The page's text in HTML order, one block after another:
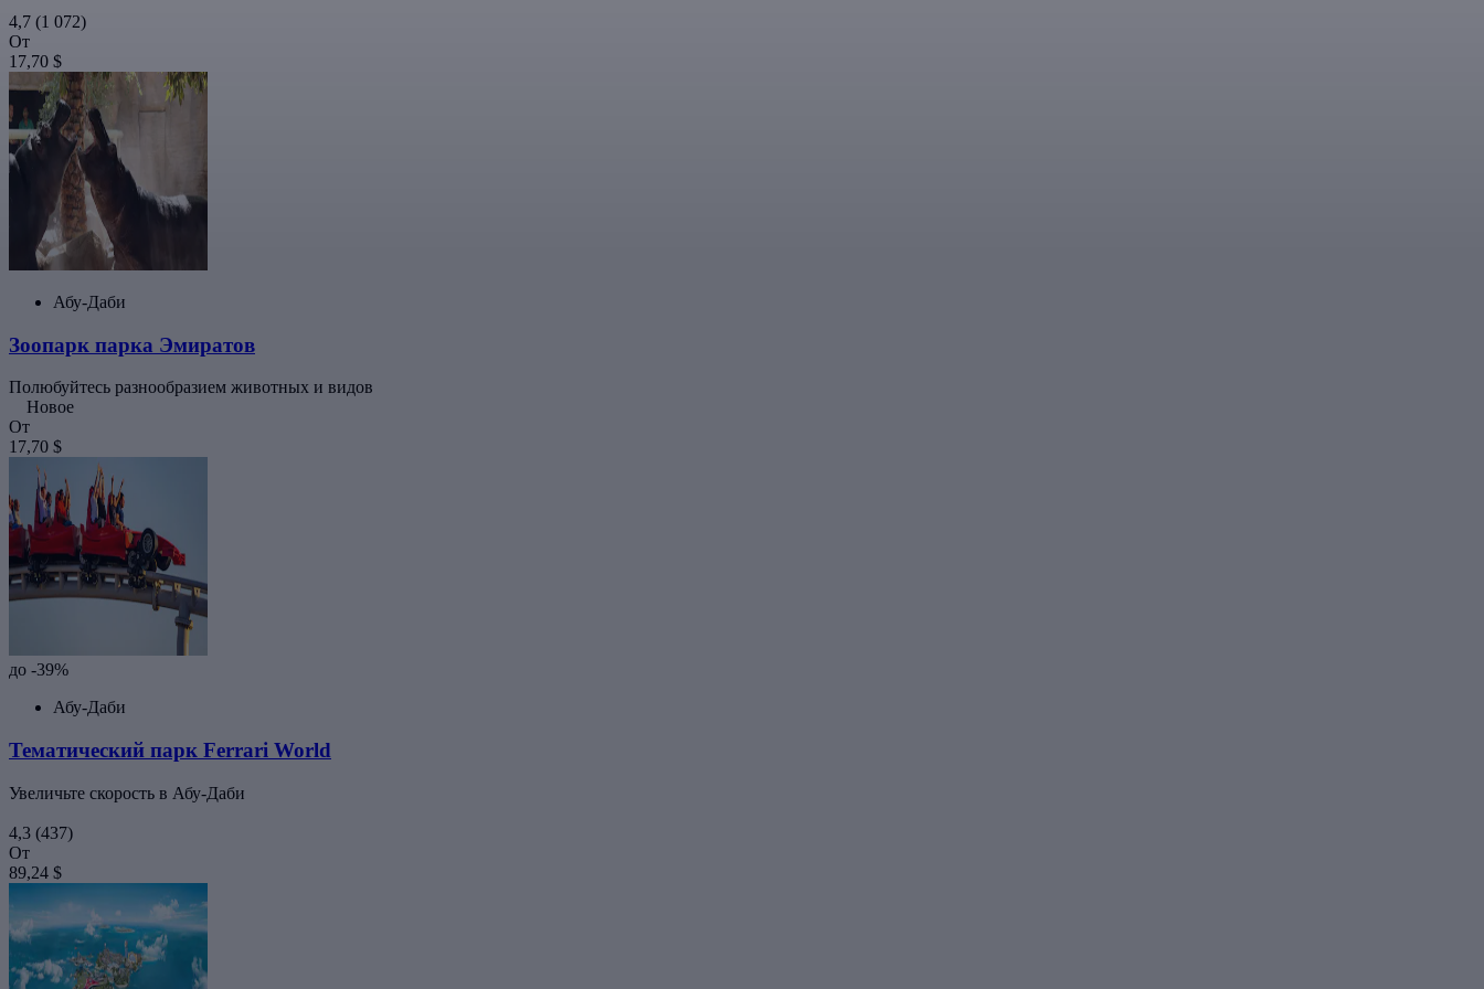
4,7 (1 072)
От
17,70 $
Абу-Даби
Зоопарк парка Эмиратов
Полюбуйтесь разнообразием животных и видов
Новое
От
17,70 $
до -39%
Абу-Даби
Тематический парк Ferrari World
Увеличьте скорость в Абу-Даби
4,3 (437)
От
89,24 $